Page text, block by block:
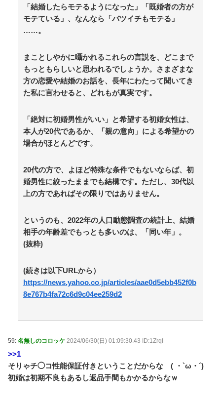
36歳の彼女と結婚したいのに、家族が猛反対。家族か
ら信じられない言葉が飛び出した… 他 / 2chnaviヘッド
【マンガ】バラシ屋トシヤの漫画セレクション
海外「日本がキラキラして見える…」 日本の街頭イン
タビューに登場した女子高生4人組がエモすぎると話題
に / anaguro - 総合 NEW!
れたちびっ子集団が世界をメロメロに / anaguro - 総合
NEW!
(8/7 02:05)
姫野美南アナ ピタパンのお尻、土手、仰向け巨乳が
くっきり！！【GIF動画あり】 / anaguro - 総合
【動画】俺の指導を聞かないZ世代新人「仕事はAIに
聞けば余裕w」俺「AI以下でごめんね」→指導やめて放
置プレイした結果w / 5chまとめMAP(総合) NEW!
01:43)
MAP(総合) NEW! (8/7 01:43)
「あったなぁ」ってなる商品を挙げるスレ / 5chまとめ
MAP(総合) NEW! (8/7 01:33)
シャウエッセン公式、こういうのでいいんだよ丼を作
【国際】なぜフランス人はこれほど日本が好きなの
か? 中国ネット「中国人も日本が好き」「普通の人
は…」 / 5chまとめMAP(総合) NEW! (8/7 01:17)
「お皿は綺麗だけど食べ方が汚い」焼き魚を食べた知
【朗報】イギリス、タバコ販売禁止法案を可決
wwwwww / おまとめアンテナ
るさい…薬を飲まないと眠れない苦しさも知らないくせ
に「薬やめな」、食べたくない時に「一口食べて」とし
「結婚したらモテるようになった」「既婚者の方が
モテている」、なんなら「バツイチもモテる」
……。
まことしやかに囁かれるこれらの言説を、どこまで
もっともらしいと思われるでしょうか。さまざまな
方の恋愛や結婚のお話を、長年にわたって聞いてき
た私に言わせると、どれもが真実です。
「絶対に初婚男性がいい」と希望する初婚女性は、
本人が20代であるか、「親の意向」による希望かの
場合がほとんどです。
20代の方で、よほど特殊な条件でもないならば、初
婚男性に絞ったままでも結構です。ただし、30代以
上の方であればその限りではありません。
というのも、2022年の人口動態調査の統計上、結婚
相手の年齢差でもっとも多いのは、「同い年」。
(抜粋)
(続きは以下URLから）
https://news.yahoo.co.jp/articles/aae0d5ebb452f0b
8e767b4fa72c6d9c04ee259d2
59: 名無しのコロッケ 2024/06/30(日) 01:09:30.43 ID:1ZrqI
>>1
そりゃチ◯コ性能保証付きということだからな ( ・`ω・´)
初婚は初期不良もあるし返品手間もかかるからなｗ